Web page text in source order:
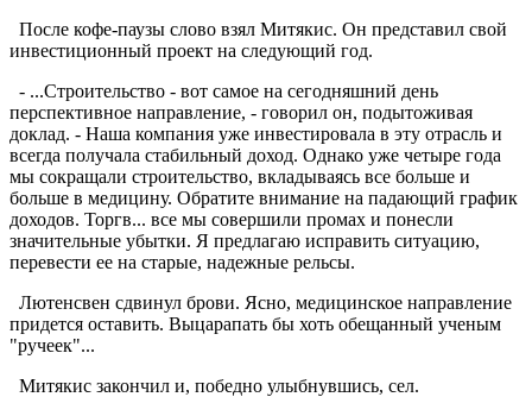
После кофе-паузы слово взял Митякис. Он представил свой
инвестиционный проект на следующий год.
- ...Строительство - вот самое на сегодняшний день
перспективное направление, - говорил он, подытоживая
доклад. - Наша компания уже инвестировала в эту отрасль и
всегда получала стабильный доход. Однако уже четыре года
мы сокращали строительство, вкладываясь все больше и
больше в медицину. Обратите внимание на падающий график
доходов. Торгв... все мы совершили промах и понесли
значительные убытки. Я предлагаю исправить ситуацию,
перевести ее на старые, надежные рельсы.
Лютенсвен сдвинул брови. Ясно, медицинское направление
придется оставить. Выцарапать бы хоть обещанный ученым
"ручеек"...
Митякис закончил и, победно улыбнувшись, сел.